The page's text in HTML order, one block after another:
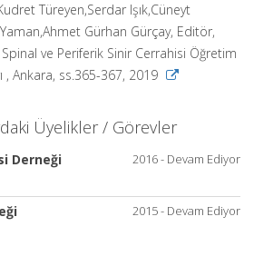
Türeyen,Serdar Işık,Cüneyt
Gürhan Gürçay, Editör,
ve Periferik Sinir Cerrahisi Öğretim
, Ankara, ss.365-367, 2019
Üyelikler / Görevler
2016 - Devam Ediyor
Derneği
2015 - Devam Ediyor